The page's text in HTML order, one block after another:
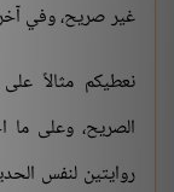
غير صريح، وفي
نعطيكم مثالاً
الصريح، وعلى ما
روايتين لنفس